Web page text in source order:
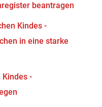
beantragen
Kindes -
in eine starke
-